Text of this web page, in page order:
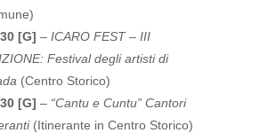
[G] – ICARO FEST – III
Festival degli artisti di
(Centro Storico)
[G] – “Cantu e Cuntu” Cantori
(Itinerante in Centro Storico)